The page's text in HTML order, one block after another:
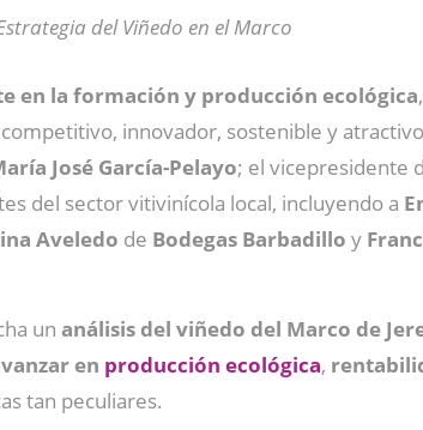
del Viñedo en el Marco
en la formación y producción ecológica
innovador, sostenible y
José García-Pelayo; el vicepresidente
del sector vitivinícola local, incluyendo a
Aveledo de Bodegas Barbadillo y
un análisis del viñedo del Marco de
en producción ecológica,
tan peculiares.